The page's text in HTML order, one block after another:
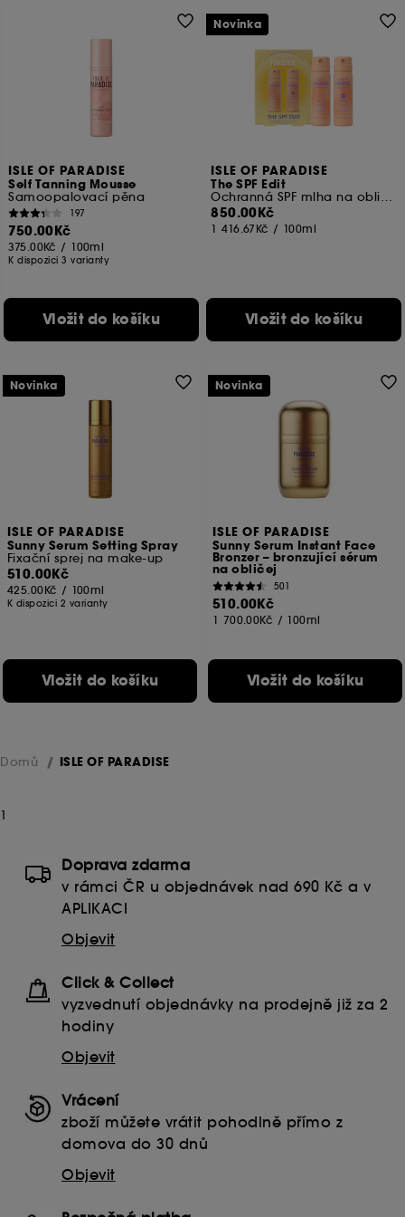
ISLE OF PARADISE
Self Tanning Mousse
Samoopalovací pěna
197
750.00Kč
375.00Kč / 100ml
K dispozici 3 varianty
Vložit do košíku
ISLE OF PARADISE
The SPF Edit
Ochranná SPF mlha na obličej a tělo
850.00Kč
1 416.67Kč / 100ml
Vložit do košíku
Novinka
ISLE OF PARADISE
Sunny Serum Setting Spray
Fixační sprej na make-up
510.00Kč
425.00Kč / 100ml
K dispozici 2 varianty
Vložit do košíku
Novinka
ISLE OF PARADISE
Sunny Serum Instant Face
Bronzer – bronzující sérum
na obličej
501
510.00Kč
1 700.00Kč / 100ml
Vložit do košíku
Novinka
Domů ISLE OF PARADISE
1
Doprava zdarma
v rámci ČR u objednávek nad 690 Kč a v
APLIKACI
Objevit
Click & Collect
vyzvednutí objednávky na prodejně již za 2
hodiny
Objevit
Vrácení
zboží můžete vrátit pohodlně přímo z
domova do 30 dnů
Objevit
získat více informací o souborech cookies, klikněte